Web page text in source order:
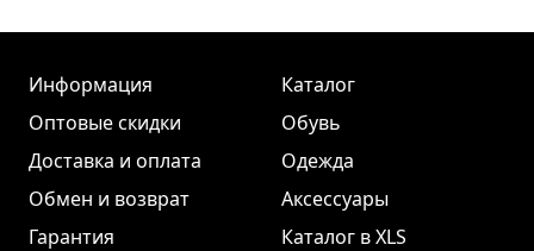
Информация
Оптовые скидки
Доставка и оплата
Обмен и возврат
Гарантия
Каталог
Обувь
Одежда
Аксессуары
Каталог в XLS